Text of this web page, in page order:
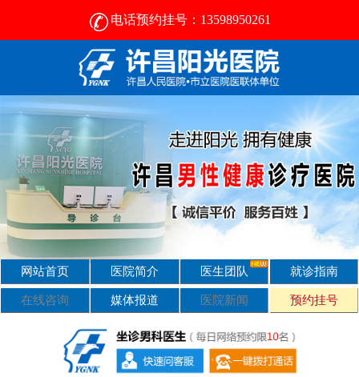
电话预约挂号：13598950261
许昌比较好的男性医院-2024正规男科医院排名-许昌阳光医院
网站首页 医院简介 医生团队 就诊指南
在线咨询 媒体报道 医院新闻 预约挂号